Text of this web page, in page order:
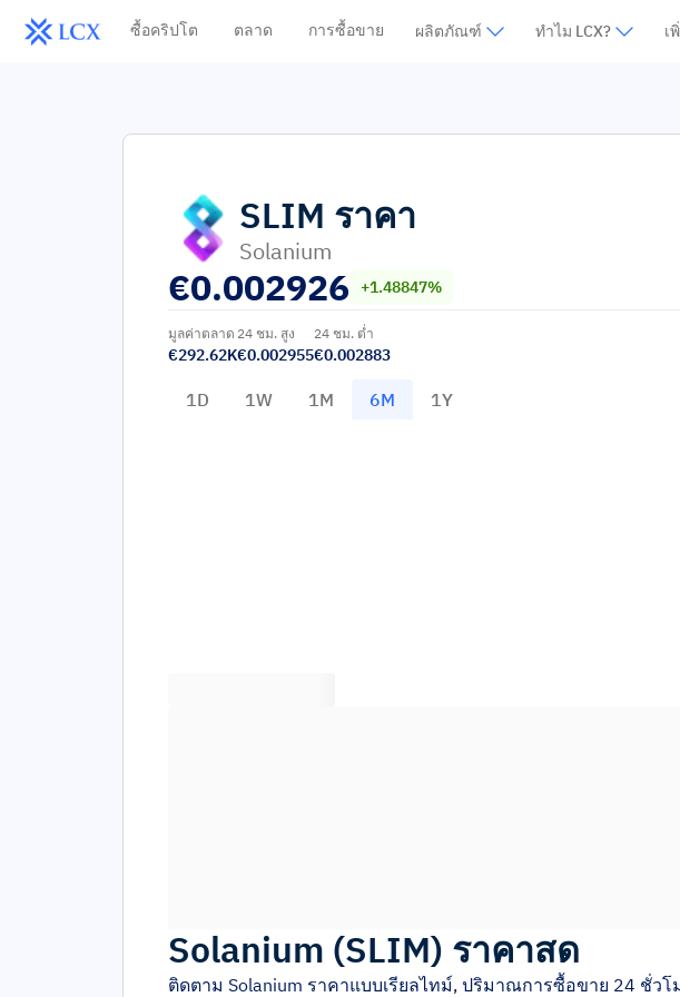
ซื้อคริปโต ตลาด การซื้อขาย ผลิตภัณฑ์ ทำไม LCX? เ
SLIM ราคา
Solanium
€0.002926 +1.48847%
มูลค่าตลาด
€292.62K
24 ชม. สูง
€0.002955
24 ชม. ต่ำ
€0.002883
1D 1W 1M 6M 1Y
Solanium (SLIM) ราคาสด
ติดตาม Solanium ราคาแบบเรียลไทม์, ปริมาณการซื้อขาย 24 ชั่ว